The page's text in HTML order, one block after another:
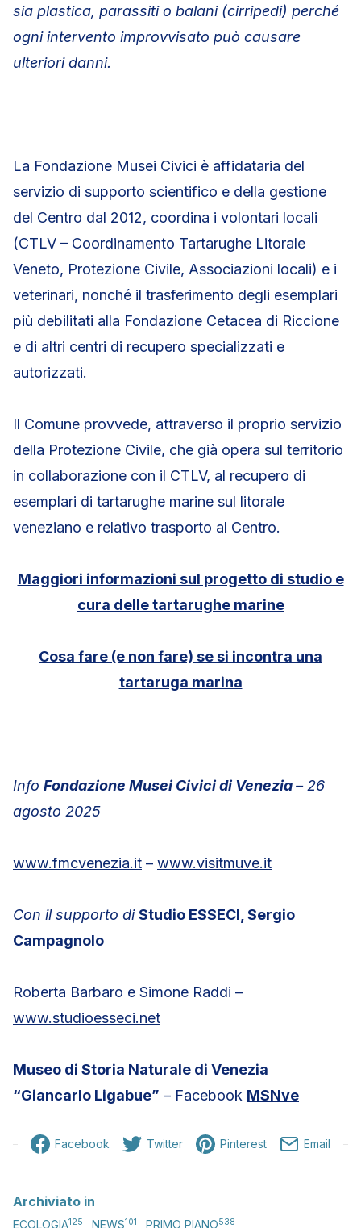
sia plastica, parassiti o balani (cirripedi) perché
ogni intervento improvvisato può causare
ulteriori danni.
La Fondazione Musei Civici è affidataria del
servizio di supporto scientifico e della gestione
del Centro dal 2012, coordina i volontari locali
(CTLV – Coordinamento Tartarughe Litorale
Veneto, Protezione Civile, Associazioni locali) e i
veterinari, nonché il trasferimento degli esemplari
più debilitati alla Fondazione Cetacea di Riccione
e di altri centri di recupero specializzati e
autorizzati.
Il Comune provvede, attraverso il proprio servizio
della Protezione Civile, che già opera sul territorio
in collaborazione con il CTLV, al recupero di
esemplari di tartarughe marine sul litorale
veneziano e relativo trasporto al Centro.
Maggiori informazioni sul progetto di studio e
cura delle tartarughe marine
Cosa fare (e non fare) se si incontra una
tartaruga marina
Info Fondazione Musei Civici di Venezia– 26
agosto 2025
www.fmcvenezia.it – www.visitmuve.it
Con il supporto diStudio ESSECI, Sergio
Campagnolo
Roberta Barbaro e Simone Raddi –
www.studioesseci.net
Museo di Storia Naturale di Venezia
“Giancarlo Ligabue” – Facebook MSNve
Facebook Twitter Pinterest Email
Archiviato in
ECOLOGIA125 NEWS101 PRIMO PIANO538